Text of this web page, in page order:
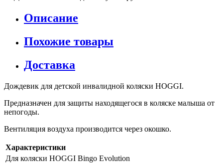
Описание
Похожие товары
Доставка
Дождевик для детской инвалидной коляски HOGGI.
Предназначен для защиты находящегося в коляске малыша от
непогоды.
Вентиляция воздуха производится через окошко.
Характеристики
Для коляски HOGGI Bingo Evolution